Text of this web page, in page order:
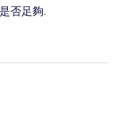
否足夠.